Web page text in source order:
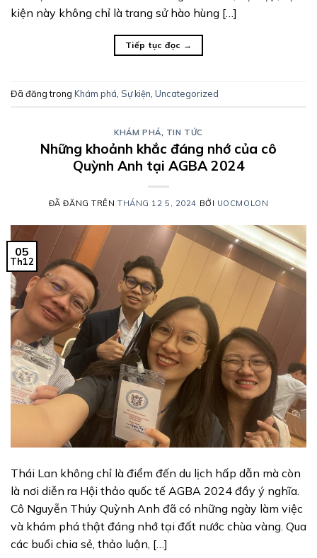
kiện này không chỉ là trang sử hào hùng […]
Tiếp tục đọc →
Đã đăng trong Khám phá Sự kiện Uncategorized
KHÁM PHÁ, TIN TỨC
Những khoảnh khắc đáng nhớ của cô
Quỳnh Anh tại AGBA 2024
ĐÃ ĐĂNG TRÊN THÁNG 12 5, 2024 BỞI UOCMOLON
05
Th12
Thái Lan không chỉ là điểm đến du lịch hấp dẫn mà còn
là nơi diễn ra Hội thảo quốc tế AGBA 2024 đầy ý nghĩa.
Cô Nguyễn Thúy Quỳnh Anh đã có những ngày làm việc
và khám phá thật đáng nhớ tại đất nước chùa vàng. Qua
các buổi chia sẻ, thảo luận, […]